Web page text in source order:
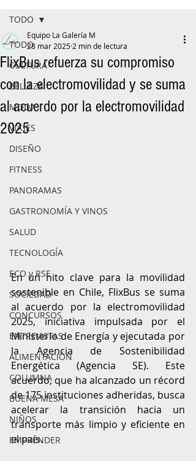
TODO
CULTURA
BELLEZA
MODA
VIAJES
DISEÑO
FITNESS
PANORAMAS
GASTRONOMÍA Y VINOS
SALUD
TECNOLOGÍA
ECO y RSE
SOCIEDAD
CONCURSOS
ENTREVISTAS
ALIMENTACIÓN
COLUMNA
BUENA MESA
NIÑOS
EMPRENDER
TODO
FlixBus refuerza su compromiso
con la electromovilidad y se suma
al acuerdo por la electromovilidad
2025
Equipo La Galería M
28 mar 2025 2 min de lectura
En un hito clave para la movilidad
sostenible en Chile, FlixBus se suma
al acuerdo por la electromovilidad
2025, iniciativa impulsada por el
Ministerio de Energía y ejecutada por
la Agencia de Sostenibilidad
Energética (Agencia SE). Este
acuerdo, que ha alcanzado un récord
de 175 instituciones adheridas, busca
acelerar la transición hacia un
transporte más limpio y eficiente en
el país.